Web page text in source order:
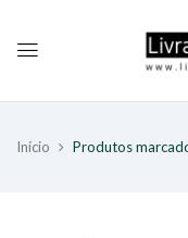
Início Produtos